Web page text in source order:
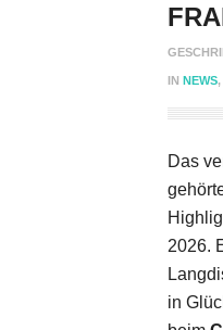
IN NEWS,
Das
2026.
in